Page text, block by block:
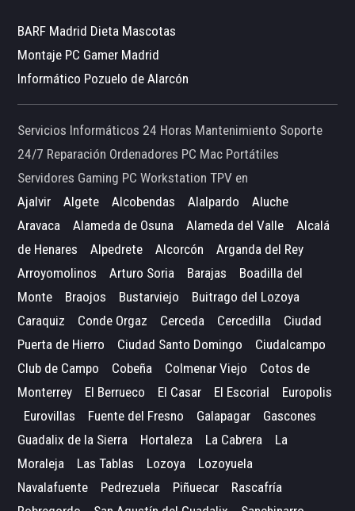
BARF Madrid Dieta Mascotas
Montaje PC Gamer Madrid
Informático Pozuelo de Alarcón
Servicios Informáticos 24 Horas Mantenimiento Soporte
24/7 Reparación Ordenadores PC Mac Portátiles
Servidores Gaming PC Workstation TPV en
Ajalvir
Algete Alcobendas Alalpardo
Aluche
Aravaca
Alameda de Osuna Alameda del Valle
Alcalá
de Henares
Alpedrete Alcorcón
Arganda del Rey
Arroyomolinos
Arturo Soria Barajas
Boadilla del
Monte
Braojos Bustarviejo
Buitrago del Lozoya
Caraquiz
Conde Orgaz Cerceda Cercedilla
Ciudad
Puerta de Hierro
Ciudad Santo Domingo
Ciudalcampo
Club de Campo
Cobeña Colmenar Viejo
Cotos de
Monterrey
El Berrueco El Casar El Escorial
Europolis
Eurovillas
Fuente del Fresno Galapagar
Gascones
Guadalix de la Sierra
Hortaleza La Cabrera
La
Moraleja
Las Tablas Lozoya
Lozoyuela
Navalafuente
Pedrezuela Piñuecar
Rascafría